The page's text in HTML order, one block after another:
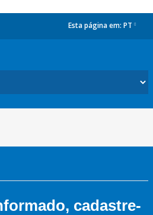
Esta página em: PT
cadastre-